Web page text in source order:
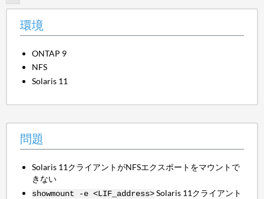
環境
ONTAP 9
NFS
Solaris 11
問題
Solaris 11クライアントがNFSエクスポートをマウントで
きない
showmount -e <LIF_address>Solaris 11クライアント